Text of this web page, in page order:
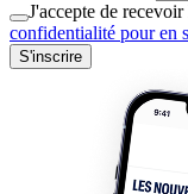
J'accepte de
confidentialité pour en
S'inscrire